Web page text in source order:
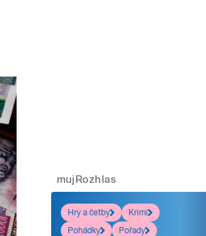
mujRozhlas
Hry a četby
Krimi
Pohádky
Pořady